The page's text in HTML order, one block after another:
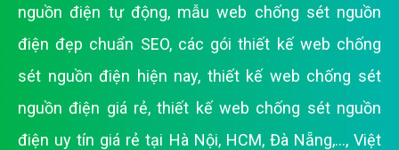
nguồn điện tự động, mẫu web chống sét nguồn
điện đẹp chuẩn SEO, các gói thiết kế web chống
sét nguồn điện hiện nay, thiết kế web chống sét
nguồn điện giá rẻ,thiết kế web chống sét nguồn
điện uy tín giá rẻ tại Hà Nội, HCM, Đà Nẵng,..., Việt